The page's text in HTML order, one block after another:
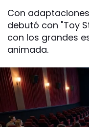
Con
debutó con "Toy
con los grandes
animada.